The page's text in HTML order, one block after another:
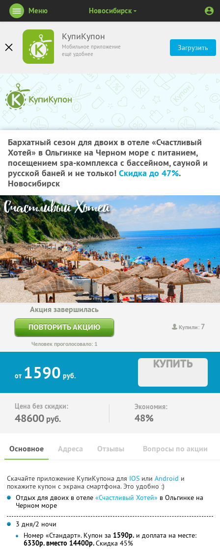
КупиКупон
Мобильное приложение
ещё удобнее
Загрузить
Меню Новосибирск
Бархатный сезон для двоих в отеле «Счастливый
Хотей» в Ольгинке на Черном море с питанием,
посещением spa-комплекса с бассейном, сауной и
русской баней и не только! Скидка до 47%.
Новосибирск
Купили: 7
Акция завершилась
ПОВТОРИТЬ АКЦИЮ
Человек проголосовало: 1
от 1590 руб.
КУПИТЬ
Цена без скидки:
48600 руб.
Экономия:
48%
Основное Отзывы Вопросы по акции
Адреса
Скачайте приложение КупиКупона для IOS или Android и
покажите купон с экрана смартфона. Это удобно :)
Отдых для двоих в отеле «Счастливый Хотей» в Ольгинке на
Черном море
3 дня/2 ночи
Номер «Стандарт». Купон за 1590р. и доплата на месте:
6330р. вместо 14400р.Скидка 45%